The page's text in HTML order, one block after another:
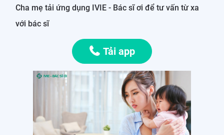
Cha mẹ tải ứng dụng IVIE - Bác sĩ ơi để tư vấn từ xa
với bác sĩ
Tải app